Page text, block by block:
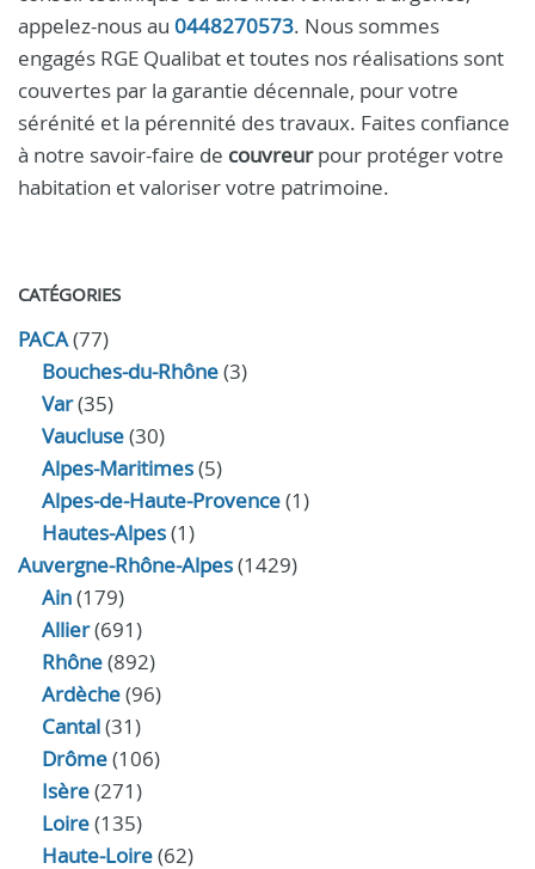
appelez-nous au 0448270573. Nous sommes
engagés RGE Qualibat et toutes nos réalisations sont
couvertes par la garantie décennale, pour votre
sérénité et la pérennité des travaux. Faites confiance
à notre savoir-faire de couvreurpour protéger votre
habitation et valoriser votre patrimoine.
CATÉGORIES
PACA(77)
Bouches-du-Rhône(3)
Var(35)
Vaucluse(30)
Alpes-Maritimes(5)
Alpes-de-Haute-Provence(1)
Hautes-Alpes(1)
Auvergne-Rhône-Alpes(1429)
Ain(179)
Allier(691)
Rhône(892)
Ardèche(96)
Cantal(31)
Drôme(106)
Isère(271)
Loire(135)
Haute-Loire(62)